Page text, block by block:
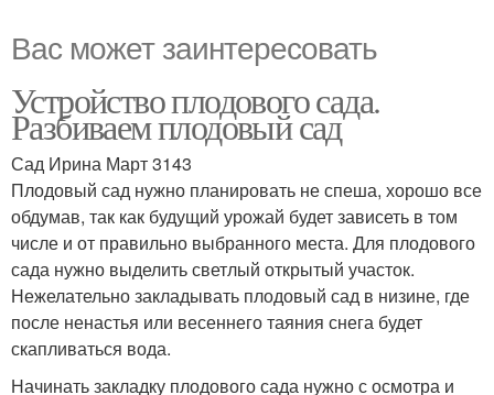
Вас может заинтересовать
Устройство плодового сада.
Разбиваем плодовый сад
Сад Ирина Март 3143
Плодовый сад нужно планировать не спеша, хорошо все
обдумав, так как будущий урожай будет зависеть в том
числе и от правильно выбранного места. Для плодового
сада нужно выделить светлый открытый участок.
Нежелательно закладывать плодовый сад в низине, где
после ненастья или весеннего таяния снега будет
скапливаться вода.
Начинать закладку плодового сада нужно с осмотра и